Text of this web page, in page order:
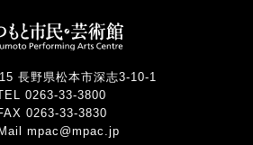
長野県松本市深志3-10-1
0263-33-3800
0263-33-3830
mpac@mpac.jp